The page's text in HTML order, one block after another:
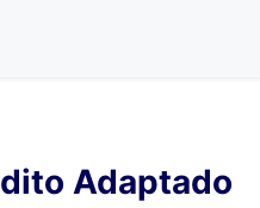
Adaptado